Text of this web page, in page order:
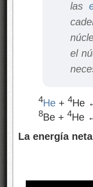
las
el
4He + 4He
8Be + 4He
La energía